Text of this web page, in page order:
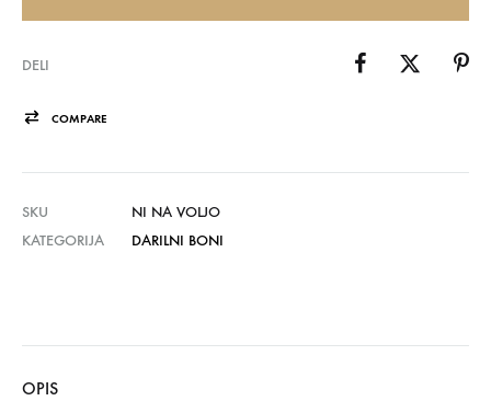
DELI
COMPARE
SKU
NI NA VOLJO
KATEGORIJA
DARILNI BONI
OPIS